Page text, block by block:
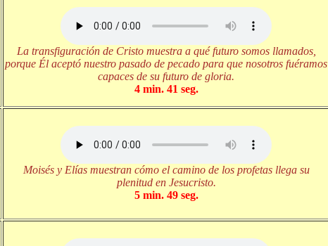
La transfiguración de Cristo muestra a qué futuro somos llamados,
porque Él aceptó nuestro pasado de pecado para que nosotros fuéramos
capaces de su futuro de gloria.
4 min. 41 seg.
Moisés y Elías muestran cómo el camino de los profetas llega su
plenitud en Jesucristo.
5 min. 49 seg.